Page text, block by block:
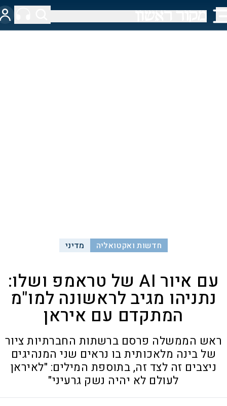
חדשות ואקטואליה מדיני
עם איור AI של טראמפ ושלו:
נתניהו מגיב לראשונה למו"מ
המתקדם עם איראן
ראש הממשלה פרסם ברשתות החברתיות ציור
של בינה מלאכותית בו נראים שני המנהיגים
ניצבים זה לצד זה, בתוספת המילים: "לאיראן
לעולם לא יהיה נשק גרעיני"